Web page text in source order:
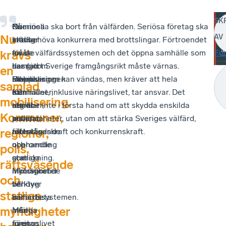
Nu
krävs
en
samlad
mobilisering.
Kommuner,
regioner,
polis,
rättsväsende
och
statliga
myndigheter
Oseriösa
aktörer
måste
dessutom
stoppas
från
att
använda
offentlig
upphandling
som
inkörsport
till
välfärdssystemen.
Många
företag
På
statlig
nivå
har
Riksrevisionen
ett
starkt
mandat
för
oberoende
granskning.
Motsvarande
verktyg
bör
införas
även
Nu
krävs
en
samlad
mobilisering.
Kommuner,
regioner,
polis,
rättsväsende
och
statliga
myndigheter
behöver
samarbeta
med
näringslivet
Kriminella ska bort från välfärden. Seriösa företag ska
inte behöva konkurrera med brottslingar. Förtroendet
för de välfärdssystemen och det öppna samhälle som
har gjort Sverige framgångsrikt måste värnas.
Utvecklingen kan vändas, men kräver att hela
samhället, inklusive näringslivet, tar ansvar. Det
handlar inte i första hand om att skydda enskilda
verksamheter, utan om att stärka Sveriges välfärd,
motståndskraft och konkurrenskraft.
AV